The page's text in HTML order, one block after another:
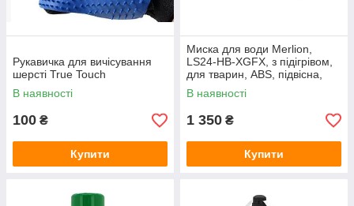
Рукавичка для вичісування
шерсті True Touch
В наявності
100 ₴
Купити
Миска для води Merlion,
LS24-HB-XGFX, з підігрівом,
для тварин, ABS, підвісна,
об'єм 22*20.5*10см, 657гр,
сірий
В наявності
1 350 ₴
Купити